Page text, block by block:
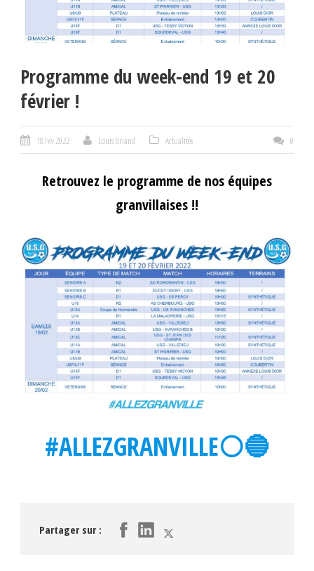
Programme du week-end 19 et 20
février !
18 Fév 2022 Louis Briand Actualités 0
Retrouvez le programme de nos équipes
granvillaises !!
#ALLEZGRANVILLE⚪️🔵
Partager sur :